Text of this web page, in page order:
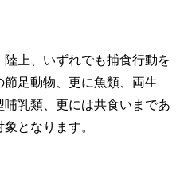
上、いずれでも捕食行動を
足動物、更に魚類、両生
乳類、更には共食いまであ
となります。